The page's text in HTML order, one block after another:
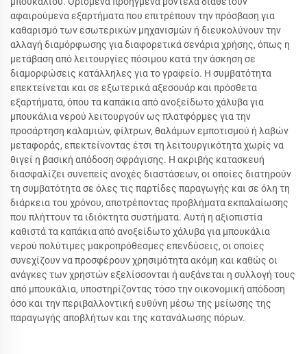
αφαιρούμενα εξαρτήματα που επιτρέπουν την πρόσβαση για
καθαρισμό των εσωτερικών μηχανισμών ή διευκολύνουν την
αλλαγή διαμόρφωσης για διαφορετικά σενάρια χρήσης, όπως η
μετάβαση από λειτουργίες πόσιμου κατά την άσκηση σε
διαμορφώσεις κατάλληλες για το γραφείο. Η συμβατότητα
επεκτείνεται και σε εξωτερικά αξεσουάρ και πρόσθετα
εξαρτήματα, όπου τα καπάκια από ανοξείδωτο χάλυβα για
μπουκάλια νερού λειτουργούν ως πλατφόρμες για την
προσάρτηση καλαμιών, φίλτρων, θαλάμων εμποτισμού ή λαβών
μεταφοράς, επεκτείνοντας έτσι τη λειτουργικότητα χωρίς να
θιγεί η βασική απόδοση σφράγισης. Η ακριβής κατασκευή
διασφαλίζει συνεπείς ανοχές διαστάσεων, οι οποίες διατηρούν
τη συμβατότητα σε όλες τις παρτίδες παραγωγής και σε όλη τη
διάρκεια του χρόνου, αποτρέποντας προβλήματα εκπαλαίωσης
που πλήττουν τα ιδιόκτητα συστήματα. Αυτή η αξιοπιστία
καθιστά τα καπάκια από ανοξείδωτο χάλυβα για μπουκάλια
νερού πολύτιμες μακροπρόθεσμες επενδύσεις, οι οποίες
συνεχίζουν να προσφέρουν χρησιμότητα ακόμη και καθώς οι
ανάγκες των χρηστών εξελίσσονται ή αυξάνεται η συλλογή τους
από μπουκάλια, υποστηρίζοντας τόσο την οικονομική απόδοση
όσο και την περιβαλλοντική ευθύνη μέσω της μείωσης της
παραγωγής αποβλήτων και της κατανάλωσης πόρων.